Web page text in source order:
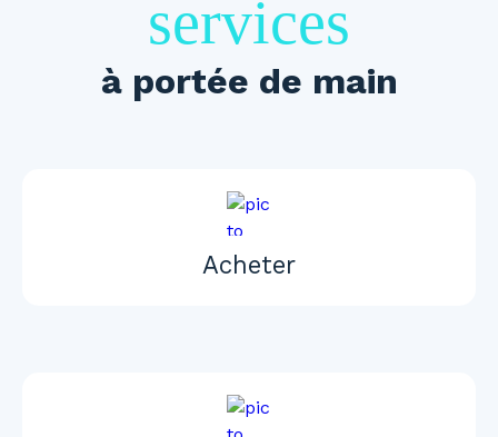
services
à portée de main
Acheter